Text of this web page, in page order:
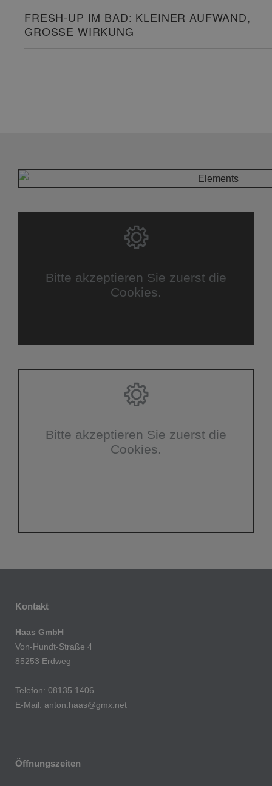
FRESH-UP IM BAD: KLEINER AUFWAND,
GROSSE WIRKUNG
Bitte akzeptieren Sie zuerst die
Cookies.
Bitte akzeptieren Sie zuerst die
Cookies.
Kontakt
Haas GmbH
Von-Hundt-Straße 4
85253 Erdweg
Telefon: 08135 1406
E-Mail: anton.haas@gmx.net
Öffnungszeiten